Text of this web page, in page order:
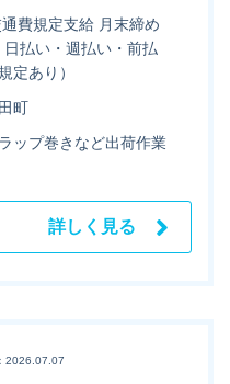
費規定支給 月末締め
払い・週払い・前払
定あり）
町
ップ巻きなど出荷作業
詳しく見る
2026.07.07